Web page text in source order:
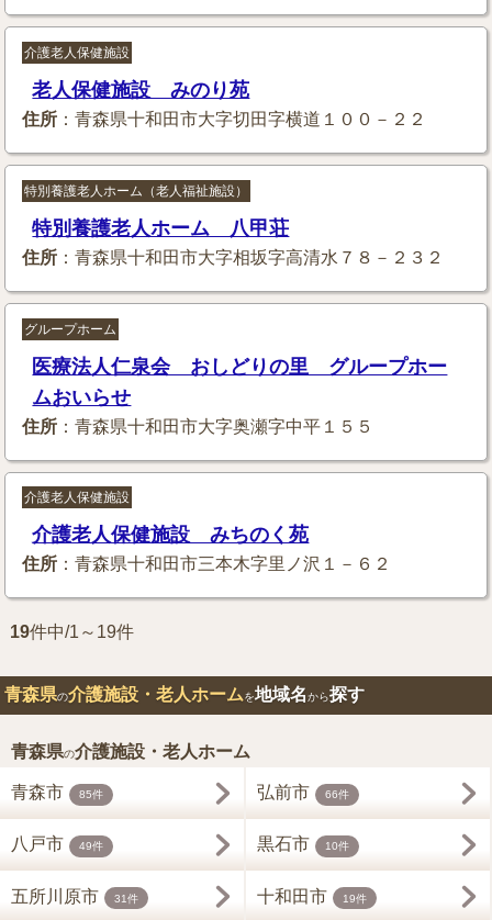
介護老人保健施設
老人保健施設 みのり苑
住所 ：青森県十和田市大字切田字横道１００－２２
特別養護老人ホーム（老人福祉施設）
特別養護老人ホーム 八甲荘
住所 ：青森県十和田市大字相坂字高清水７８－２３２
グループホーム
医療法人仁泉会 おしどりの里 グループホー
ムおいらせ
住所 ：青森県十和田市大字奥瀬字中平１５５
介護老人保健施設
介護老人保健施設 みちのく苑
住所 ：青森県十和田市三本木字里ノ沢１－６２
19件中/1～19件
青森県の介護施設・老人ホームを地域名から探す
青森県の介護施設・老人ホーム
青森市 85件 弘前市 66件
八戸市 49件 黒石市 10件
五所川原市 31件 十和田市 19件